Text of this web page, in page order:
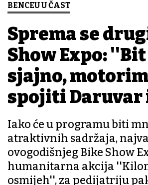
BENCEU U ČAST
Sprema se
Show Expo: ''Bit
sjajno,
spojiti
Iako će u programu biti
atraktivnih sadržaja,
ovogodišnjeg Bike Show
humanitarna akcija
osmijeh'', za pedijatriju